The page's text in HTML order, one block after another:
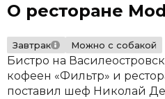
О ресторане
Завтрак Можно с собакой
Бистро на
кофеен «Фильтр» и
поставил шеф Николай